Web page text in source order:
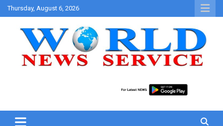
Skip
to
Thursday, August 6, 2026